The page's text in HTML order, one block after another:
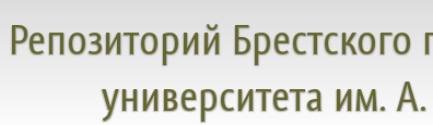
Репозиторий Брестского
университета им.